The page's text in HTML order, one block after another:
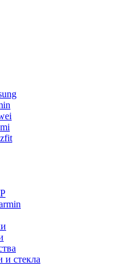
стекла